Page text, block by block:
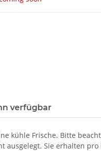
verfügbar
kühle Frische. Bitte
Sie erhalten pro